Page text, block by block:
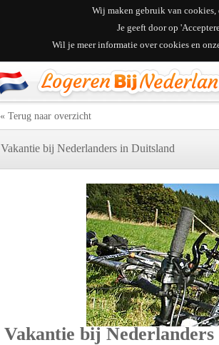
Wij maken gebruik van cookies,
Je geeft door op
Wil je meer informatie over cookies en
« Terug naar overzicht
Vakantie bij Nederlanders in Duitsland
Vakantie bij